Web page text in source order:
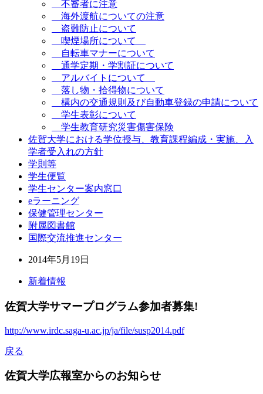
不審者に注意
海外渡航についての注意
盗難防止について
喫煙場所について
自転車マナーについて
通学定期・学割証について
アルバイトについて
落し物・拾得物について
構内の交通規則及び自動車登録の申請について
学生表彰について
学生教育研究災害傷害保険
佐賀大学における学位授与、教育課程編成・実施、入
学者受入れの方針
学則等
学生便覧
学生センター案内窓口
eラーニング
保健管理センター
附属図書館
国際交流推進センター
2014年5月19日
新着情報
佐賀大学サマープログラム参加者募集!
http://www.irdc.saga-u.ac.jp/ja/file/susp2014.pdf
戻る
佐賀大学広報室からのお知らせ